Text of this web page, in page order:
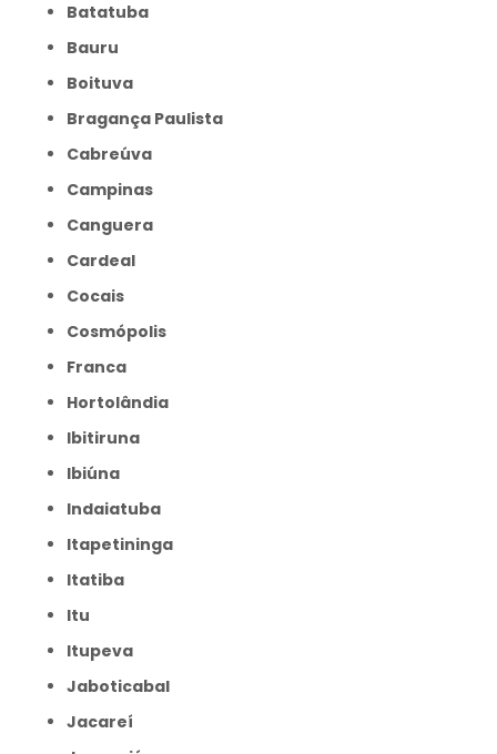
Batatuba
Bauru
Boituva
Bragança Paulista
Cabreúva
Campinas
Canguera
Cardeal
Cocais
Cosmópolis
Franca
Hortolândia
Ibitiruna
Ibiúna
Indaiatuba
Itapetininga
Itatiba
Itu
Itupeva
Jaboticabal
Jacareí